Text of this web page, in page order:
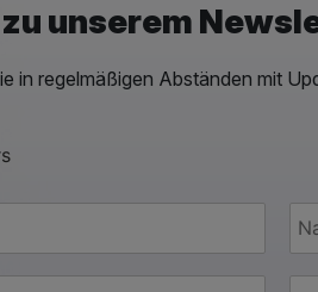
unserem
in regelmäßigen Abständen mit